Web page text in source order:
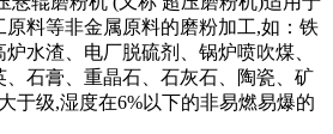
原料等非金属原料的磨粉加工,如：铁
水渣、电厂脱硫剂、锅炉喷吹煤、
、石膏、重晶石、石灰石、陶瓷、矿
于级,湿度在6%以下的非易燃易爆的